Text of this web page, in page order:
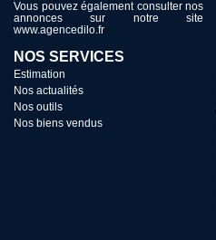
Vous pouvez également consulter nos
annonces sur notre site
www.agencedilo.fr
NOS SERVICES
Estimation
Nos actualités
Nos outils
Nos biens vendus